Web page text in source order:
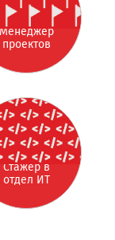
Менеджер
проектов
проектов
Стажер в
отдел ИТ
Стажер в
отдел
технологий